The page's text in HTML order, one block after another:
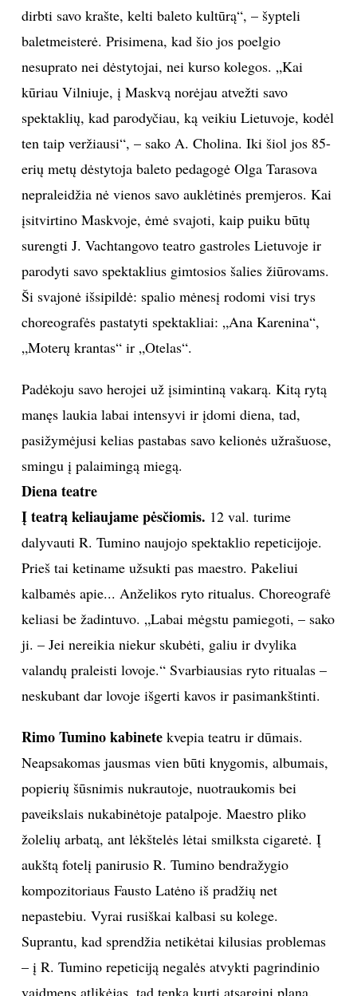
dirbti savo krašte, kelti baleto kultūrą“, – šypteli
baletmeisterė. Prisimena, kad šio jos poelgio
nesuprato nei dėstytojai, nei kurso kolegos. „Kai
kūriau Vilniuje, į Maskvą norėjau atvežti savo
spektaklių, kad parodyčiau, ką veikiu Lietuvoje, kodėl
ten taip veržiausi“, – sako A. Cholina. Iki šiol jos 85-
erių metų dėstytoja baleto pedagogė Olga Tarasova
nepraleidžia nė vienos savo auklėtinės premjeros. Kai
įsitvirtino Maskvoje, ėmė svajoti, kaip puiku būtų
surengti J. Vachtangovo teatro gastroles Lietuvoje ir
parodyti savo spektaklius gimtosios šalies žiūrovams.
Ši svajonė išsipildė: spalio mėnesį rodomi visi trys
choreografės pastatyti spektakliai: „Ana Karenina“,
„Moterų krantas“ ir „Otelas“.
Padėkoju savo herojei už įsimintiną vakarą. Kitą rytą
manęs laukia labai intensyvi ir įdomi diena, tad,
pasižymėjusi kelias pastabas savo kelionės užrašuose,
smingu į palaimingą miegą.
Diena teatre
Į teatrą keliaujame pėsčiomis. 12 val. turime
dalyvauti R. Tumino naujojo spektaklio repeticijoje.
Prieš tai ketiname užsukti pas maestro. Pakeliui
kalbamės apie... Anželikos ryto ritualus. Choreografė
keliasi be žadintuvo. „Labai mėgstu pamiegoti, – sako
ji. – Jei nereikia niekur skubėti, galiu ir dvylika
valandų praleisti lovoje.“ Svarbiausias ryto ritualas –
neskubant dar lovoje išgerti kavos ir pasimankštinti.
Rimo Tumino kabinetekvepia teatru ir dūmais.
Neapsakomas jausmas vien būti knygomis, albumais,
popierių šūsnimis nukrautoje, nuotraukomis bei
paveikslais nukabinėtoje patalpoje. Maestro pliko
žolelių arbatą, ant lėkštelės lėtai smilksta cigaretė. Į
aukštą fotelį panirusio R. Tumino bendražygio
kompozitoriaus Fausto Latėno iš pradžių net
nepastebiu. Vyrai rusiškai kalbasi su kolege.
Suprantu, kad sprendžia netikėtai kilusias problemas
– į R. Tumino repeticiją negalės atvykti pagrindinio
vaidmens atlikėjas, tad tenka kurti atsarginį planą.